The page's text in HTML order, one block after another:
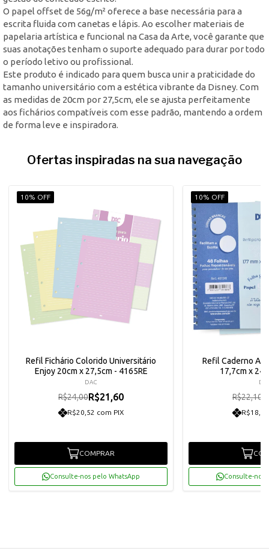
O papel offset de 56g/m² oferece a base necessária para a
escrita fluida com canetas e lápis. Ao escolher materiais de
papelaria artística e funcional na Casa da Arte, você garante que
suas anotações tenham o suporte adequado para durar por todo
o período letivo ou profissional.
Este produto é indicado para quem busca unir a praticidade do
tamanho universitário com a estética vibrante da Disney. Com
as medidas de 20cm por 27,5cm, ele se ajusta perfeitamente
aos fichários compatíveis com esse padrão, mantendo a ordem
de forma leve e inspiradora.
Ofertas inspiradas na sua navegação
10% OFF
Refil Fichário Colorido Universitário
Enjoy 20cm x 27,5cm - 4165RE
DAC
R$24,00R$21,60
R$20,52 com PIX
COMPRAR
Consulte-nos pelo WhatsApp
10% OFF
Refil Caderno
17,7cm x
R$22,10
Consulte-nos